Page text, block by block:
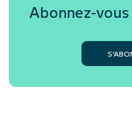
Abonnez-